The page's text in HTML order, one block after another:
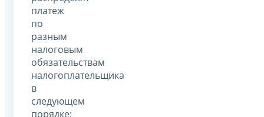
платеж
по
разным
налоговым
обязательствам
налогоплательщика
в
следующем
порядке: